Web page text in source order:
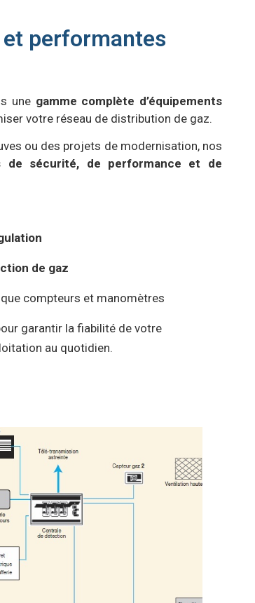
performantes
une gamme complète d’équipements
votre réseau de distribution de gaz.
ou des projets de modernisation, nos
de sécurité, de performance et de
de gaz
compteurs et manomètres
garantir la fiabilité de votre
au quotidien.